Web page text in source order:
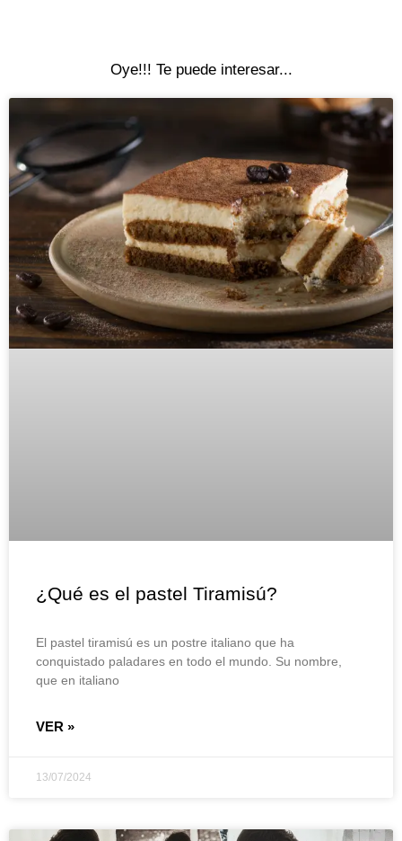
Oye!!! Te puede interesar...
¿Qué es el pastel Tiramisú?
El pastel tiramisú es un postre italiano que ha
conquistado paladares en todo el mundo. Su nombre,
que en italiano
VER »
13/07/2024